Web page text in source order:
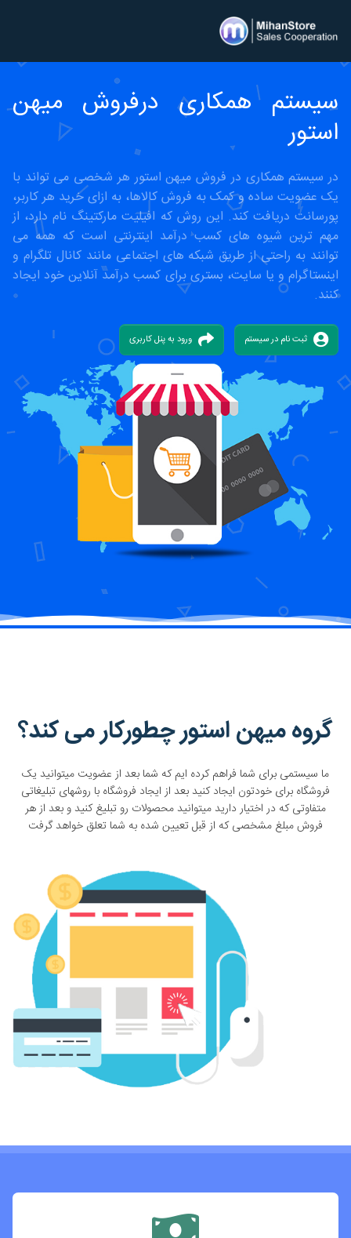
سیستم همکاری درفروش میهن
استور
در سیستم همکاری در فروش میهن استور هر شخصی می تواند با
یک عضویت ساده و کمک به فروش کالاها، به ازای خرید هر کاربر،
پورسانت دریافت کند. این روش که افیلیت مارکتینگ نام دارد، از
مهم ترین شیوه های کسب درآمد اینترنتی است که همه می
توانند به راحتی از طریق شبکه های اجتماعی مانند کانال تلگرام و
اینستاگرام و یا سایت، بستری برای کسب درآمد آنلاین خود ایجاد
کنند.
ثبت نام در سیستم ورود به پنل کاربری
گروه میهن استور چطورکار می کند؟
ما سیستمی برای شما فراهم کرده ایم که شما بعد از عضویت میتوانید یک
فروشگاه برای خودتون ایجاد کنید بعد از ایجاد فروشگاه با روشهای تبلیغاتی
متفاوتی که در اختیار دارید میتوانید محصولات رو تبلیغ کنید و بعد از هر
فروش مبلغ مشخصی که از قبل تعیین شده به شما تعلق خواهد گرفت